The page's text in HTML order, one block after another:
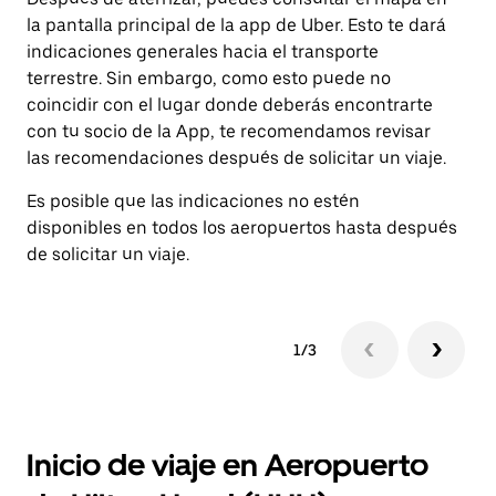
la pantalla principal de la app de Uber. Esto te dará
indicaciones generales hacia el transporte
terrestre. Sin embargo, como esto puede no
coincidir con el lugar donde deberás encontrarte
con tu socio de la App, te recomendamos revisar
las recomendaciones después de solicitar un viaje.
Es posible que las indicaciones no estén
disponibles en todos los aeropuertos hasta después
de solicitar un viaje.
1/3
Inicio de viaje en Aeropuerto